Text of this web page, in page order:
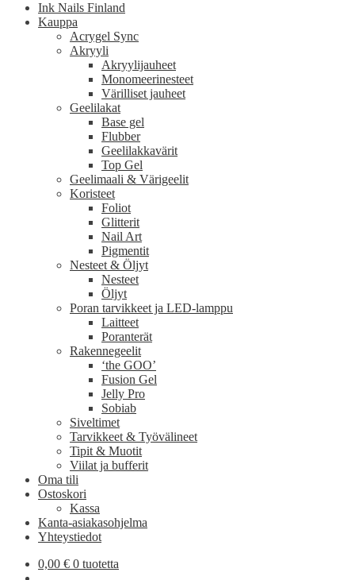
Ink Nails Finland
Kauppa
Acrygel Sync
Akryyli
Akryylijauheet
Monomeerinesteet
Värilliset jauheet
Geelilakat
Base gel
Flubber
Geelilakkavärit
Top Gel
Geelimaali & Värigeelit
Koristeet
Foliot
Glitterit
Nail Art
Pigmentit
Nesteet & Öljyt
Nesteet
Öljyt
Poran tarvikkeet ja LED-lamppu
Laitteet
Poranterät
Rakennegeelit
‘the GOO’
Fusion Gel
Jelly Pro
Sobiab
Siveltimet
Tarvikkeet & Työvälineet
Tipit & Muotit
Viilat ja bufferit
Oma tili
Ostoskori
Kassa
Kanta-asiakasohjelma
Yhteystiedot
0,00 € 0 tuotetta